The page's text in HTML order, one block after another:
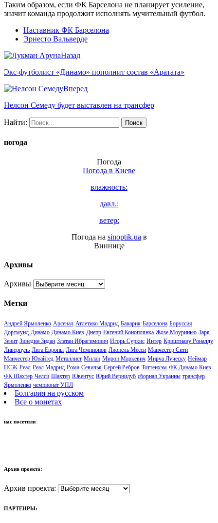
Таким образом, если ФК Барселона не планирует усиление,
значит команда продолжит исполнять мучительный футбол.
Наставник ФК Барселона
Эрнесто Вальверде
Назад
Экс-футболист «Динамо» пополнит состав «Аратата»
Вперед
Нелсон Семеду будет выставлен на трансфер
Найти:
погода
Погода
Погода в Киеве
влажность:
давл.:
ветер:
Погода на sinoptik.ua в
Виннице
Архивы
Архивы
Метки
Андрей Ярмоленко Арсенал Атлетико Мадрид Бавария Барселона Боруссия
Дортмунд Динамо Динамо Киев Днепр Евгений Коноплянка Жозе Моуринью Заря
Зенит Зинедин Зидан Златан Ибрагимович Игорь Суркис Интер Криштиану Роналду
Ливерпуль Лига Европы Лига Чемпионов Лионель Месси Манчестер Сити
Манчестер Юнайтед Металлист Милан Мирон Маркевич Мирча Луческу Неймар
ПСЖ Реал Реал Мадрид Рома Севилья Сергей Ребров Тоттенхэм ФК Динамо Киев
ФК Шахтер Челси Шахтер Ювентус Юрий Вернидуб сборная Украины трансфер
Ярмоленко чемпионат УПЛ
Болгария на русском
Все о монетах
нас посетили
Архив проекта:
Архив проекта:
ПАРТЕНРЫ: